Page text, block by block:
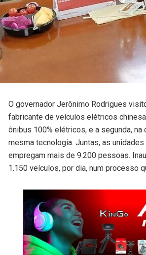
O governador Jerônimo Rodrigues
fabricante de veículos elétricos
ônibus 100% elétricos, e a segunda,
mesma tecnologia. Juntas, as
empregam mais de 9.200 pessoas.
1.150 veículos, por dia, num processo